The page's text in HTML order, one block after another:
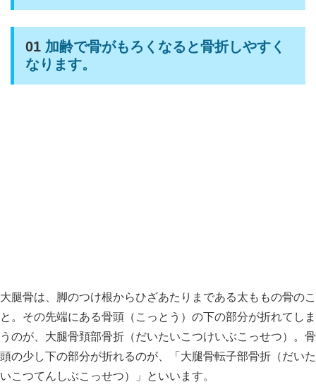
01 加齢で骨がもろくなると骨折しやすく
なります。
大腿骨は、脚のつけ根からひざあたりまである太ももの骨のこ
と。その先端にある骨頭（こっとう）の下の部分が折れてしま
うのが、大腿骨頚部骨折（だいたいこつけいぶこっせつ）。骨
頭の少し下の部分が折れるのが、「大腿骨転子部骨折（だいた
いこつてんしぶこっせつ）」といいます。